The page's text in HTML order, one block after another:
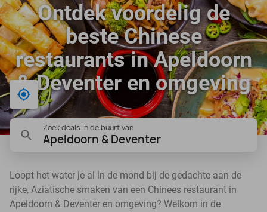
9,4
Ontdek 15.000+ deals
Ontdek voordelig de
beste Chinese
restaurants in Apeldoorn
& Deventer en omgeving
Bij mij in de buurt
Zoek deals in de buurt van
Apeldoorn & Deventer
Loopt het water je al in de mond bij de gedachte aan de
rijke, Aziatische smaken van een Chinees restaurant in
Apeldoorn & Deventer en omgeving? Welkom in de